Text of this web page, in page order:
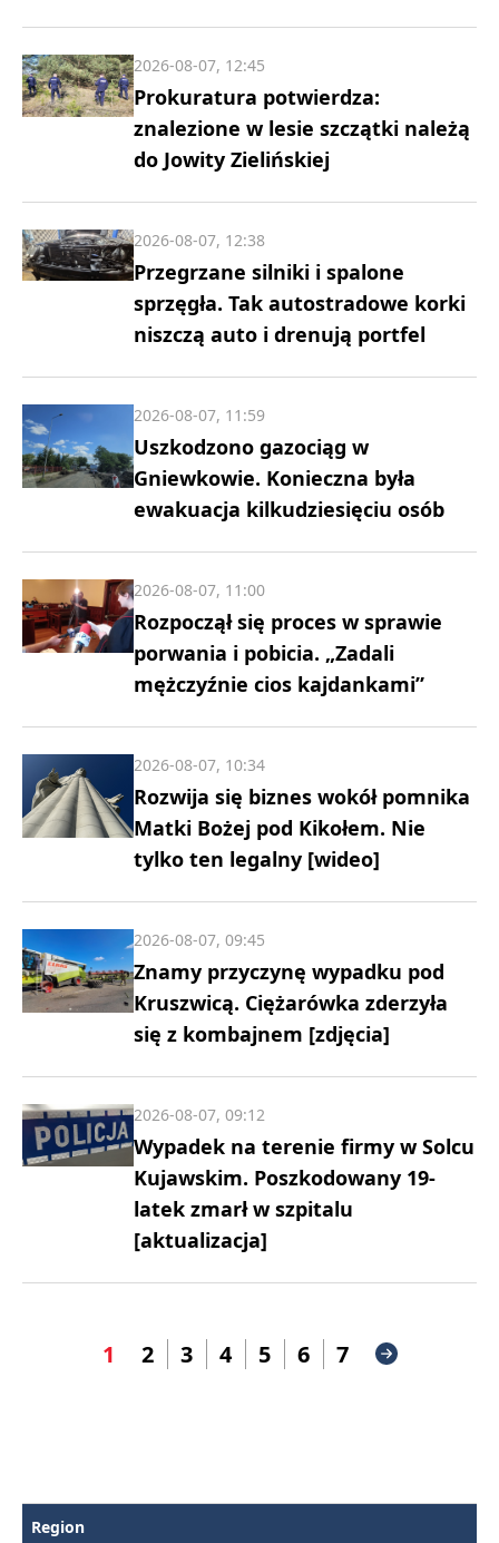
Prokuratura potwierdza:
znalezione w lesie szczątki należą
do Jowity Zielińskiej
2026-08-07, 12:45
Przegrzane silniki i spalone
sprzęgła. Tak autostradowe korki
niszczą auto i drenują portfel
2026-08-07, 12:38
Uszkodzono gazociąg w
Gniewkowie. Konieczna była
ewakuacja kilkudziesięciu osób
2026-08-07, 11:59
Rozpoczął się proces w sprawie
porwania i pobicia. „Zadali
mężczyźnie cios kajdankami”
2026-08-07, 11:00
Rozwija się biznes wokół pomnika
Matki Bożej pod Kikołem. Nie
tylko ten legalny [wideo]
2026-08-07, 10:34
Znamy przyczynę wypadku pod
Kruszwicą. Ciężarówka zderzyła
się z kombajnem [zdjęcia]
2026-08-07, 09:45
Wypadek na terenie firmy w Solcu
Kujawskim. Poszkodowany 19-
latek zmarł w szpitalu
[aktualizacja]
2026-08-07, 09:12
1 2 3 4 5 6 7
Region